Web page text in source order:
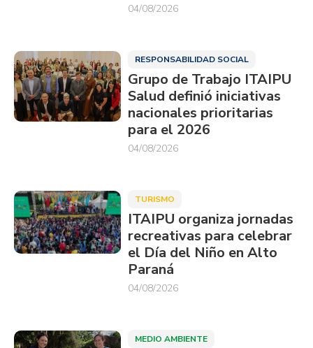
04/08/2026
RESPONSABILIDAD SOCIAL
Grupo de Trabajo ITAIPU
Salud definió iniciativas
nacionales prioritarias
para el 2026
04/08/2026
TURISMO
ITAIPU organiza jornadas
recreativas para celebrar
el Día del Niño en Alto
Paraná
04/08/2026
MEDIO AMBIENTE